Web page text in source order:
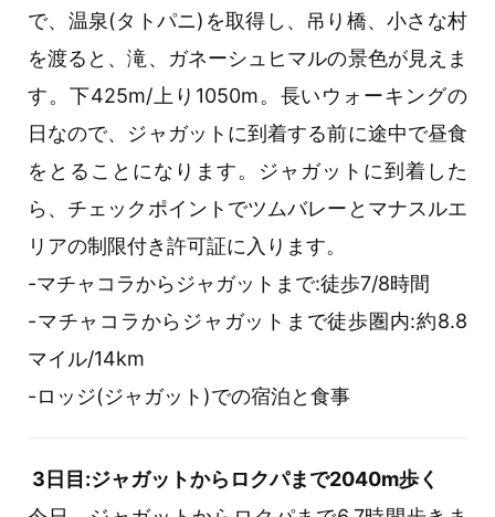
で、温泉(タトパニ)を取得し、吊り橋、小さな村
を渡ると、滝、ガネーシュヒマルの景色が見えま
す。下425m/上り1050m。長いウォーキングの
日なので、ジャガットに到着する前に途中で昼食
をとることになります。ジャガットに到着した
ら、チェックポイントでツムバレーとマナスルエ
リアの制限付き許可証に入ります。
-マチャコラからジャガットまで:徒歩7/8時間
-マチャコラからジャガットまで徒歩圏内:約8.8
マイル/14km
-ロッジ(ジャガット)での宿泊と食事
3日目:ジャガットからロクパまで2040m歩く